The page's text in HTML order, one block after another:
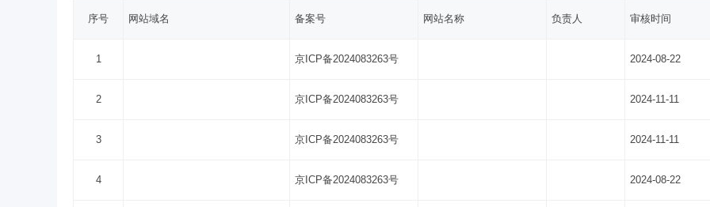
序号 网站域名 备案号 网站名称 负责人 审核时间
1 京ICP备2024083263号 2024-08-22
2 京ICP备2024083263号 2024-11-11
3 京ICP备2024083263号 2024-11-11
4 京ICP备2024083263号 2024-08-22